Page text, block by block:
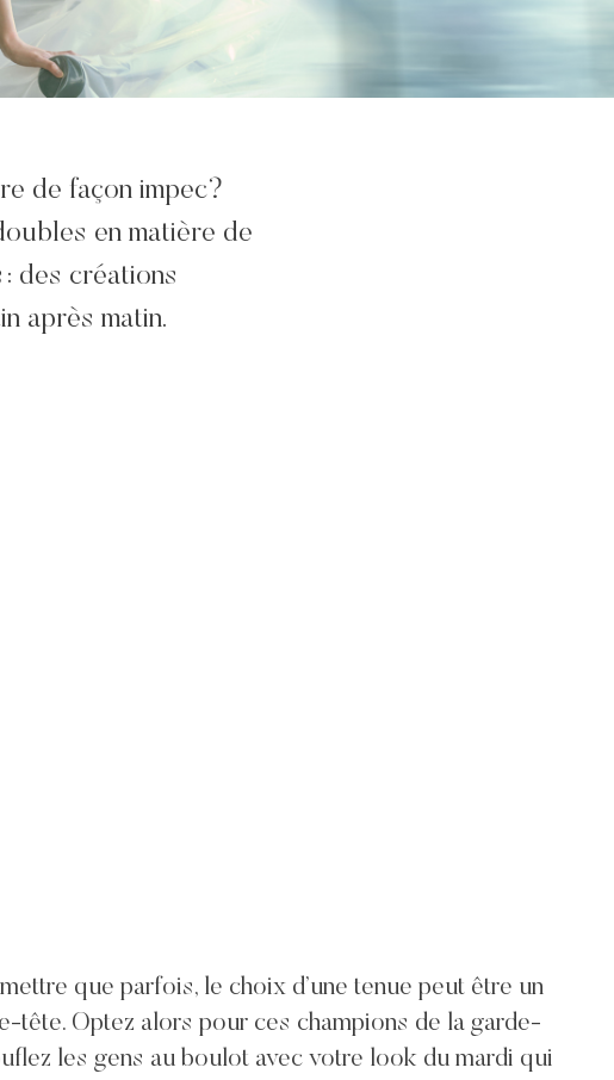
de façon impec?
en matière de
des créations
après matin.
que parfois, le choix d’une tenue peut être un
tête. Optez alors pour ces champions de la garde-
les gens au boulot avec votre look du mardi qui